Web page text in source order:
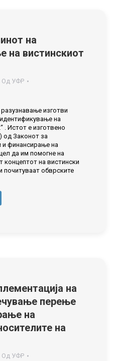
на
на вистинскиот
Од УФР
изготви
на
. Истот е изготвено
од Законот за
и финансирање на
да им помогне на
концептот на вистински
почитуваат обврските
на
перење
на
на
Од УФР